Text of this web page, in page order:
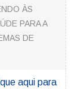
ÀS
PARA A
DE
aqui para